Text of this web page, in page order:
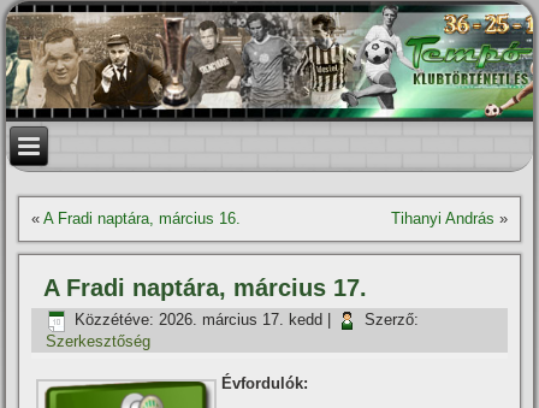
«A Fradi naptára, március 16. Tihanyi András »
A Fradi naptára, március 17.
Közzétéve: 2026. március 17. kedd
Szerző:
Szerkesztőség
Évfordulók: